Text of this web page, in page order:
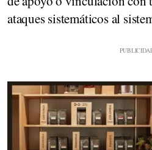
ataques sistemáticos al